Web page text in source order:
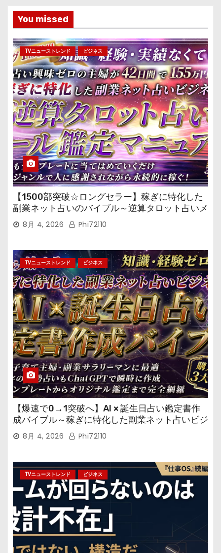
You missed
TVニューストレンド ビジネス
【1500部突破☆ロングセラー】稼ぎに特化した
副業ネット占いのバイブル～逆算タロット占いメ
ール鑑定マニュアル～
8月 4, 2026 Phi72110
TVニューストレンド ビジネス
【爆速で0→1突破へ】AI × 誕生日占い鑑定書作
成バイブル～稼ぎに特化した副業ネット占いビジ
ネス8月 4, 2026 Phi72110
TVニューストレンド ビジネス